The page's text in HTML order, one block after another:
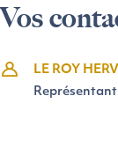
Vos
LE ROY